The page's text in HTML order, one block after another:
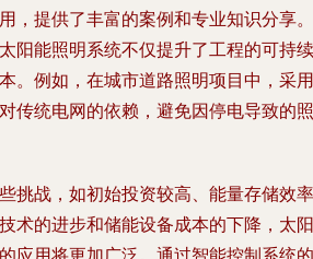
，提供了丰富的案例和专业知识分享。
阳能照明系统不仅提升了工程的可持续
。例如，在城市道路照明项目中，采用
传统电网的依赖，避免因停电导致的照
挑战，如初始投资较高、能量存储效率
术的进步和储能设备成本的下降，太阳